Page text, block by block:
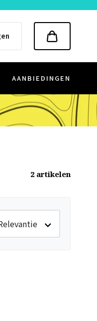
AANBIEDINGEN
2 artikelen